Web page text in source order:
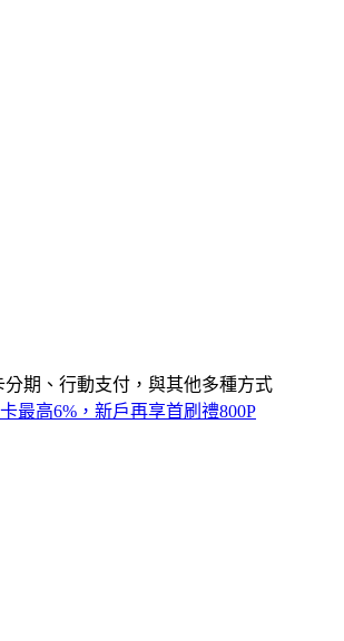
分期、行動支付，與其他多種方式
最高6%，新戶再享首刷禮800P